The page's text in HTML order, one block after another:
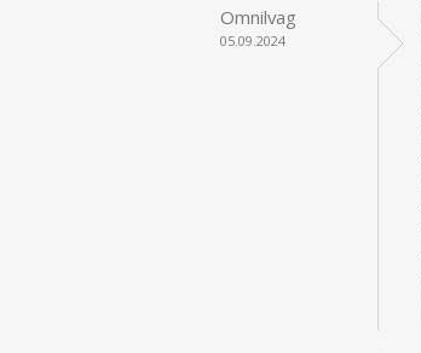
Omnilvag
05.09.2024